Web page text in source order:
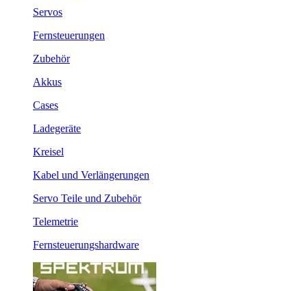
Servos
Fernsteuerungen
Zubehör
Akkus
Cases
Ladegeräte
Kreisel
Kabel und Verlängerungen
Servo Teile und Zubehör
Telemetrie
Fernsteuerungshardware